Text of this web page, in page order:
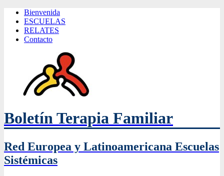
Bienvenida
ESCUELAS
RELATES
Contacto
Boletín Terapia Familiar
Red Europea y Latinoamericana Escuelas
Sistémicas